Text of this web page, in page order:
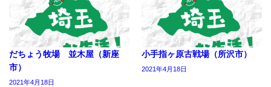
だちょう牧場 並木屋（新座
市）
2021年4月18日
小手指ヶ原古戦場（所沢市）
2021年4月18日